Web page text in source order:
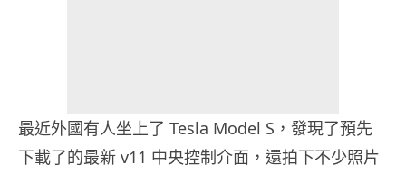
最近外國有人坐上了 Tesla Model S，發現了預先
下載了的最新 v11 中央控制介面，還拍下不少照片